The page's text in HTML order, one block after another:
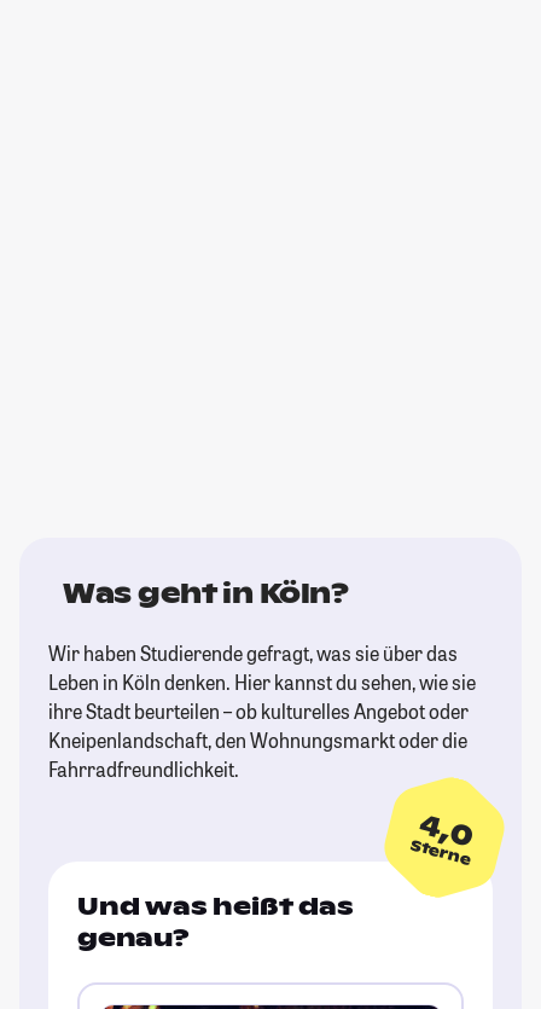
Was geht in Köln?
Wir haben Studierende gefragt, was sie über das
Leben in Köln denken. Hier kannst du sehen, wie sie
ihre Stadt beurteilen – ob kulturelles Angebot oder
Kneipenlandschaft, den Wohnungsmarkt oder die
Fahrradfreundlichkeit.
4,0
Sterne
Und was heißt das
genau?